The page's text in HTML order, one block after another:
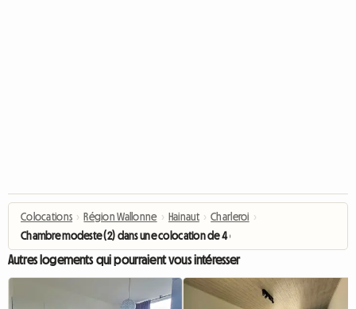
Colocations › Région Wallonne › Hainaut › Charleroi ›
Chambre modeste (2) dans une colocation de 4 chambres
Autres logements qui pourraient vous intéresser